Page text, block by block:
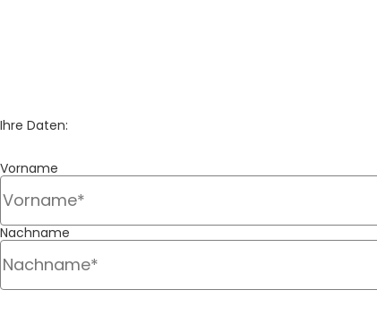
Ihre Daten:
container_3413
Vorname
Nachname